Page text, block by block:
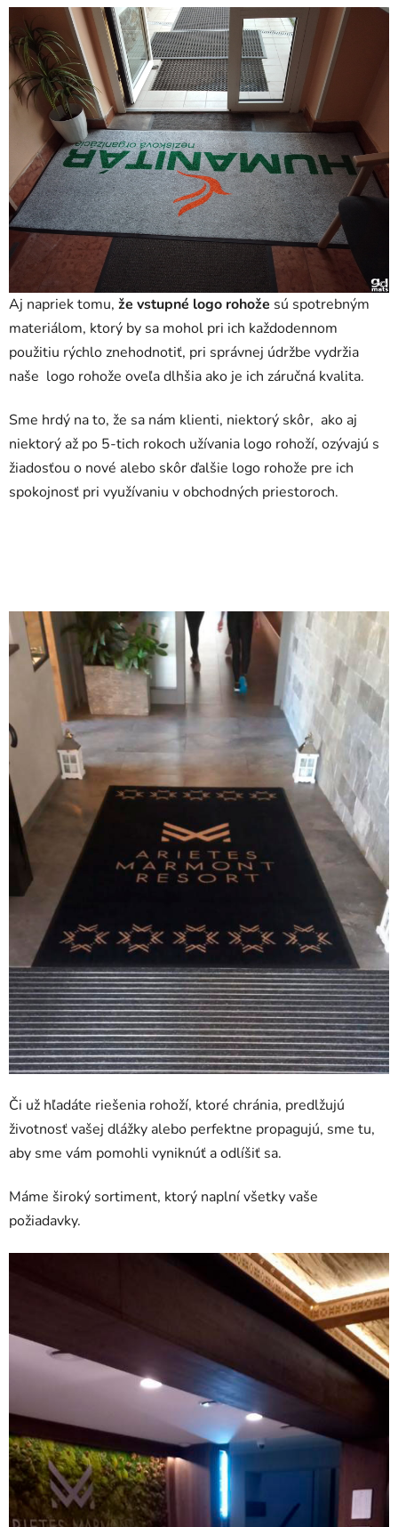
Aj napriek tomu, že vstupné logo rohože sú spotrebným
materiálom, ktorý by sa mohol pri ich každodennom
použitiu rýchlo znehodnotiť, pri správnej údržbe vydržia
naše logo rohože oveľa dlhšia ako je ich záručná kvalita.
Sme hrdý na to, že sa nám klienti, niektorý skôr, ako aj
niektorý až po 5-tich rokoch užívania logo rohoží, ozývajú s
žiadosťou o nové alebo skôr ďalšie logo rohože pre ich
spokojnosť pri využívaniu v obchodných priestoroch.
Či už hľadáte riešenia rohoží, ktoré chránia, predlžujú
životnosť vašej dlážky alebo perfektne propagujú, sme tu,
aby sme vám pomohli vyniknúť a odlíšiť sa.
Máme široký sortiment, ktorý naplní všetky vaše
požiadavky.